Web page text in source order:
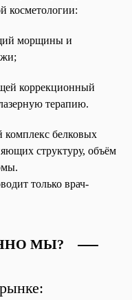
косметологии:
морщины и
коррекционный
терапию.
комплекс белковых
структуру, объём
только врач-
МЫ?